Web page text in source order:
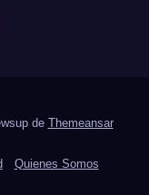
de Themeansar
Quienes Somos